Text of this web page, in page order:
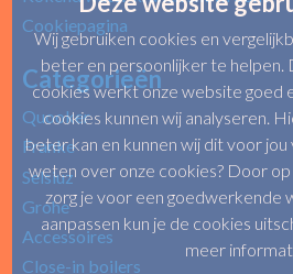
Cookiepagina
Categorieën
Quooker
Franke
Selsiuz
Grohe
Accessoires
Close-in boilers
Wij gebruiken cookies en
beter en persoonlijker te helpen.
cookies werkt onze website goed
cookies kunnen wij analyseren.
beter kan en kunnen wij dit voor
weten over onze cookies? Door op
zorg je voor een goedwerkende
aanpassen kun je de cookies
meer